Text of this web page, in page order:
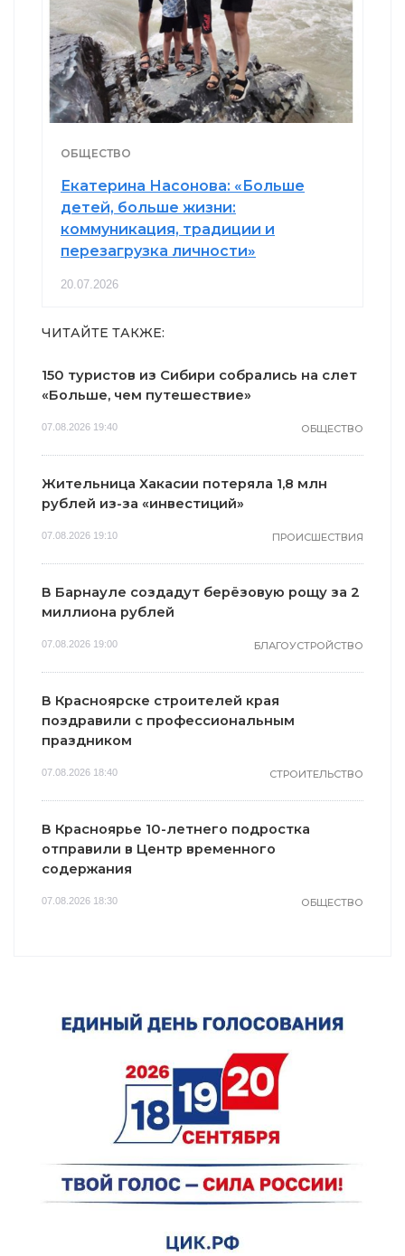
ОБЩЕСТВО
Екатерина Насонова: «Больше
детей, больше жизни:
коммуникация, традиции и
перезагрузка личности»
20.07.2026
ЧИТАЙТЕ ТАКЖЕ:
150 туристов из Сибири собрались на слет
«Больше, чем путешествие»
07.08.2026 19:40 ОБЩЕСТВО
Жительница Хакасии потеряла 1,8 млн
рублей из-за «инвестиций»
07.08.2026 19:10 ПРОИСШЕСТВИЯ
В Барнауле создадут берёзовую рощу за 2
миллиона рублей
07.08.2026 19:00 БЛАГОУСТРОЙСТВО
В Красноярске строителей края
поздравили с профессиональным
праздником
07.08.2026 18:40 СТРОИТЕЛЬСТВО
В Красноярье 10-летнего подростка
отправили в Центр временного
содержания
07.08.2026 18:30 ОБЩЕСТВО